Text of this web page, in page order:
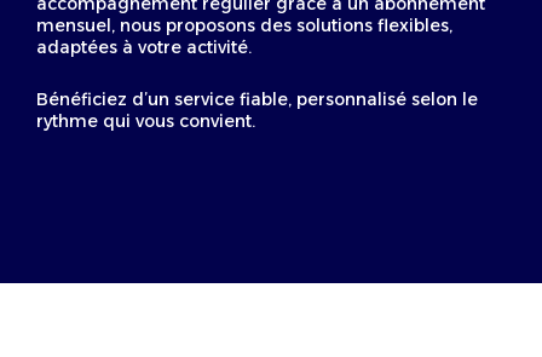
mensuel, nous proposons des solutions flexibles,
adaptées à votre activité.
Bénéficiez d’un service fiable, personnalisé selon le
rythme qui vous convient.